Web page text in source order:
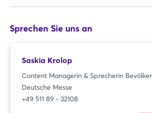
Sprechen Sie uns an
Saskia Krolop
Content Managerin & Sprecherin
Deutsche Messe
+49 511 89 - 32108